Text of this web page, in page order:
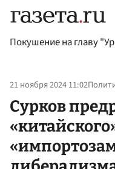
Покушение на главу
21 ноября 2024 11:02
Сурков